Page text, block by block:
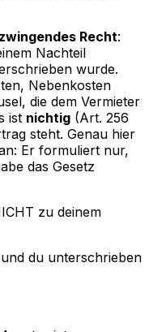
zwingendes Recht:
Nachteil
wurde.
Nebenkosten
die dem Vermieter
ist nichtig (Art. 256
steht. Genau hier
Er formuliert nur,
das Gesetz
zu deinem
du unterschrieben